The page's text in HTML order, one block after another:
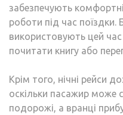
забезпечують
роботи під час поїздки.
використовують цей
почитати книгу або
Крім того, нічні рейси
оскільки пасажир може
подорожі, а вранці